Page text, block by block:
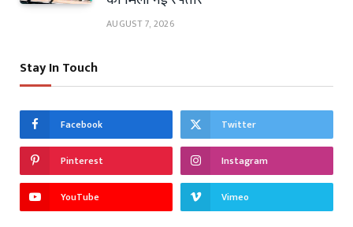
AUGUST 7, 2026
Stay In Touch
Facebook Twitter
Pinterest Instagram
YouTube Vimeo